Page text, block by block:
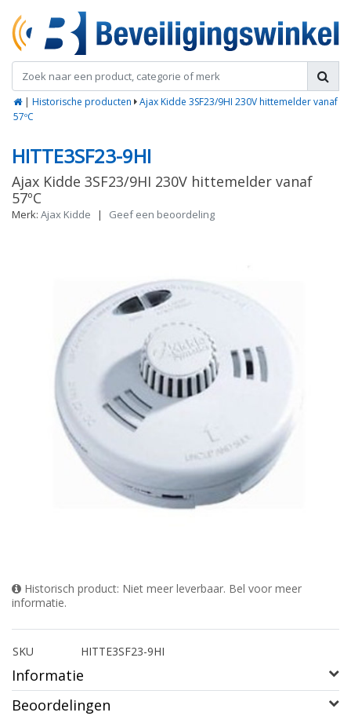
| Historische producten
Ajax Kidde 3SF23/9HI 230V hittemelder vanaf
57ºC
HITTE3SF23-9HI
Ajax Kidde 3SF23/9HI 230V hittemelder vanaf
57ºC
Merk: Ajax Kidde | Geef een beoordeling
Historisch product: Niet meer leverbaar. Bel voor meer
informatie.
SKU HITTE3SF23-9HI
Informatie
Beoordelingen